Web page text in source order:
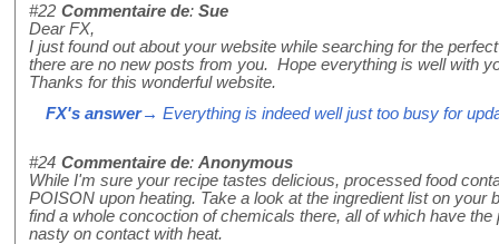
#22 Commentaire de: Sue
Dear FX,
I just found out about your website while searching for the
there are no new posts from you. Hope everything is well with
Thanks for this wonderful website.
FX's answer→ Everything is indeed well just too busy for
#24 Commentaire de: Anonymous
While I'm sure your recipe tastes delicious, processed food
POISON upon heating. Take a look at the ingredient list on your
find a whole concoction of chemicals there, all of which have the
nasty on contact with heat.